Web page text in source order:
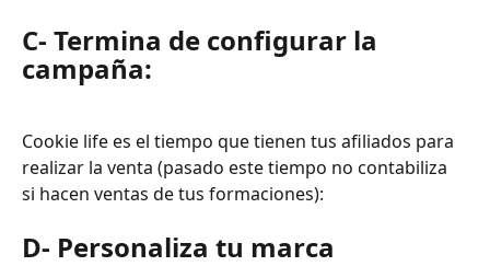
C- Termina de configurar la
campaña:
Cookie life es el tiempo que tienen tus afiliados para
realizar la venta (pasado este tiempo no contabiliza
si hacen ventas de tus formaciones):
D- Personaliza tu marca